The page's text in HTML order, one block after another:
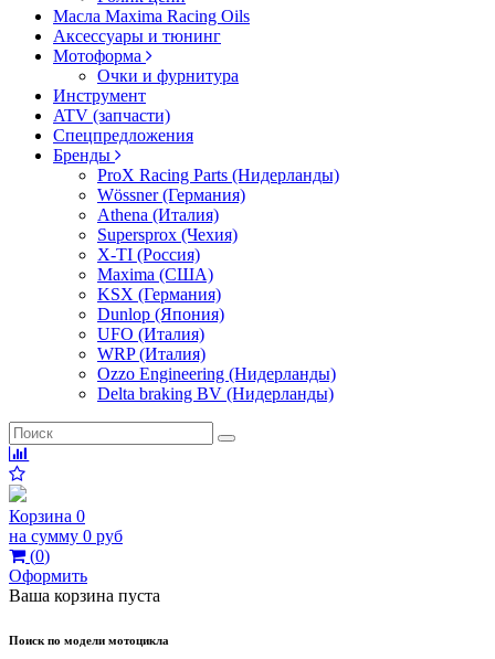
Масла Maxima Racing Oils
Аксессуары и тюнинг
Мотоформа
Очки и фурнитура
Инструмент
ATV (запчасти)
Спецпредложения
Бренды
ProX Racing Parts (Нидерланды)
Wössner (Германия)
Athena (Италия)
Supersprox (Чехия)
X-TI (Россия)
Maxima (США)
KSX (Германия)
Dunlop (Япония)
UFO (Италия)
WRP (Италия)
Ozzo Engineering (Нидерланды)
Delta braking BV (Нидерланды)
Корзина 0
на сумму 0 руб
(0)
Оформить
Ваша корзина пуста
Поиск по модели мотоцикла